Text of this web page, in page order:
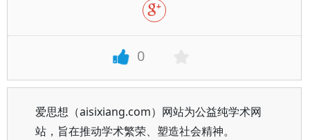
0
爱思想（aisixiang.com）网站为公益纯学术网
站，旨在推动学术繁荣、塑造社会精神。